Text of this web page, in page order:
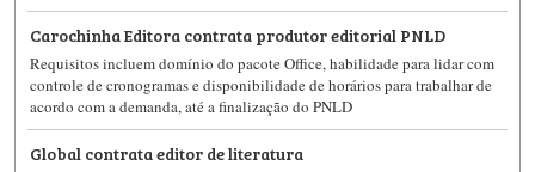
Carochinha Editora contrata produtor editorial PNLD
Requisitos incluem domínio do pacote Office, habilidade para lidar com
controle de cronogramas e disponibilidade de horários para trabalhar de
acordo com a demanda, até a finalização do PNLD
Global contrata editor de literatura